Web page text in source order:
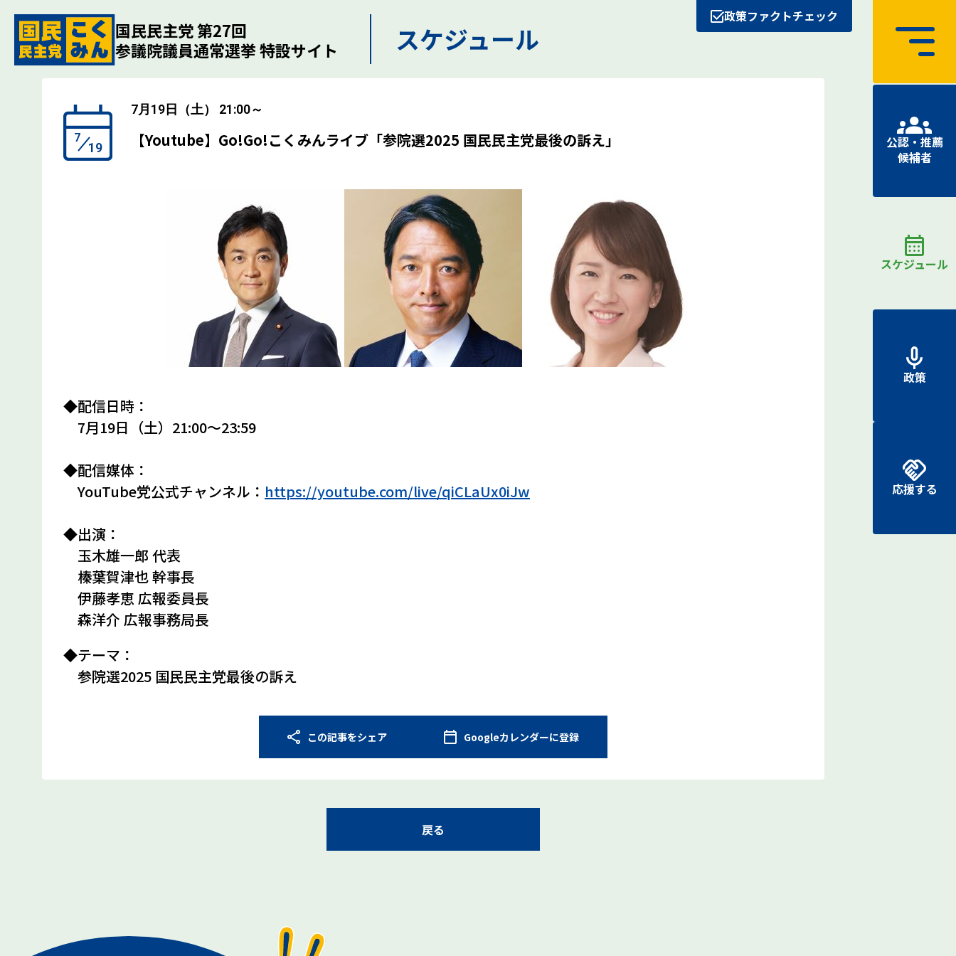
国民民主党 第27回
参議院議員通常選挙 特設サイト
政策ファクトチェック
公認・推薦
候補者
スケジュール
政策
応援する
スケジュール
7
19
7月19日（土） 21:00～
【Youtube】Go!Go!こくみんライブ「参院選2025 国民民主党最後の訴え」
◆配信日時：
7月19日（土）21:00〜23:59
◆配信媒体：
YouTube党公式チャンネル： https://youtube.com/live/qiCLaUx0iJw
◆出演：
玉木雄一郎 代表
榛葉賀津也 幹事長
伊藤孝恵 広報委員長
森洋介 広報事務局長
◆テーマ：
参院選2025 国民民主党最後の訴え
この記事をシェア Googleカレンダーに登録
戻る